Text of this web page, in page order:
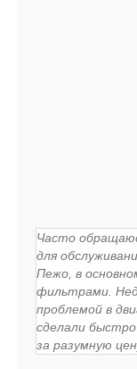
Часто
для
Пежо, в
фильтрами.
проблемой в
сделали
за разумную